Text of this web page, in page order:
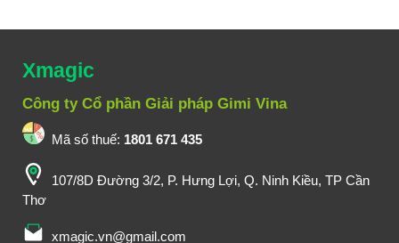
Nam.[Chi tiết]
Xmagic
Công ty Cổ phần Giải pháp Gimi Vina
Mã số thuế: 1801 671 435
107/8D Đường 3/2, P. Hưng Lợi, Q. Ninh Kiều, TP Cần
Thơ
xmagic.vn@gmail.com